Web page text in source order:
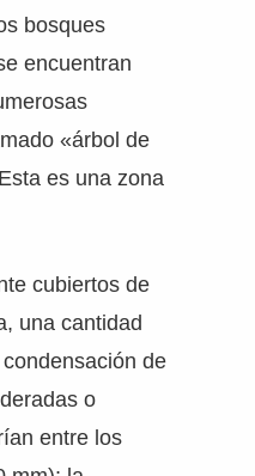
bosques
encuentran
«árbol de
es una zona
cubiertos de
una cantidad
de
o
entre los